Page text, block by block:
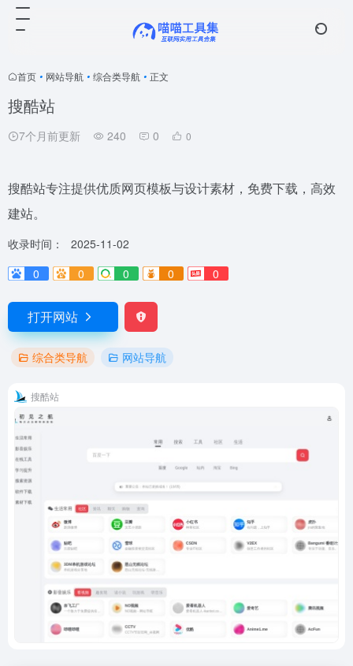
首页 • 网站导航 • 综合类导航 • 正文
搜酷站
7个月前更新 240 0 0
搜酷站专注提供优质网页模板与设计素材，免费下载，高效
建站。
收录时间：
2025-11-02
0
0 0 0 0
打开网站
综合类导航 网站导航
搜酷站